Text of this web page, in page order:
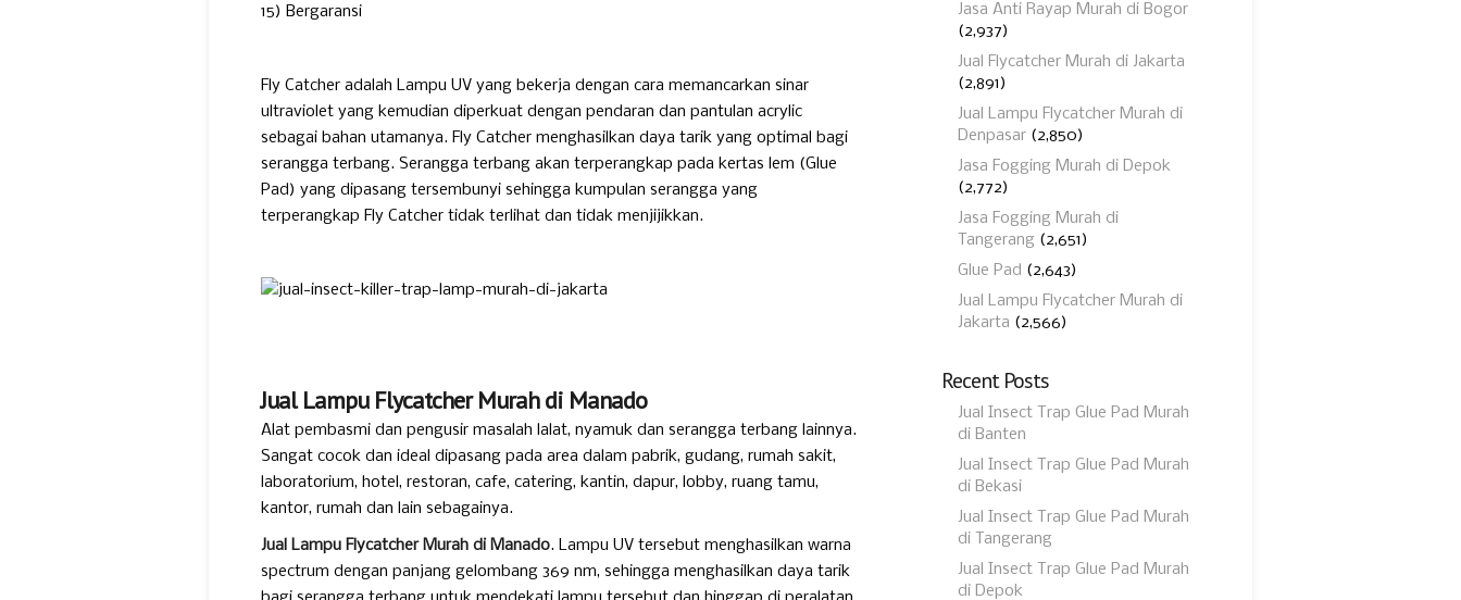
15) Bergaransi
Fly Catcher adalah Lampu UV yang bekerja dengan cara memancarkan sinar
ultraviolet yang kemudian diperkuat dengan pendaran dan pantulan acrylic
sebagai bahan utamanya. Fly Catcher menghasilkan daya tarik yang optimal bagi
serangga terbang. Serangga terbang akan terperangkap pada kertas lem (Glue
Pad) yang dipasang tersembunyi sehingga kumpulan serangga yang
terperangkap Fly Catcher tidak terlihat dan tidak menjijikkan.
Jual Lampu Flycatcher Murah di Manado
Alat pembasmi dan pengusir masalah lalat, nyamuk dan serangga terbang lainnya.
Sangat cocok dan ideal dipasang pada area dalam pabrik, gudang, rumah sakit,
laboratorium, hotel, restoran, cafe, catering, kantin, dapur, lobby, ruang tamu,
kantor, rumah dan lain sebagainya.
Jual Lampu Flycatcher Murah di Manado. Lampu UV tersebut menghasilkan warna
spectrum dengan panjang gelombang 369 nm, sehingga menghasilkan daya tarik
Jasa Anti Rayap Murah di Bogor
(2,937)
Jual Flycatcher Murah di Jakarta
(2,891)
Jual Lampu Flycatcher Murah di
Denpasar (2,850)
Jasa Fogging Murah di Depok
(2,772)
Jasa Fogging Murah di
Tangerang (2,651)
Glue Pad (2,643)
Jual Lampu Flycatcher Murah di
Jakarta (2,566)
Recent Posts
Jual Insect Trap Glue Pad Murah
di Banten
Jual Insect Trap Glue Pad Murah
di Bekasi
Jual Insect Trap Glue Pad Murah
di Tangerang
Jual Insect Trap Glue Pad Murah
di Depok